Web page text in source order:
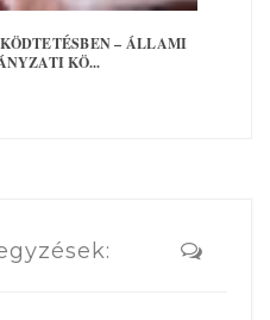
– ÁLLAMI
KÖ...